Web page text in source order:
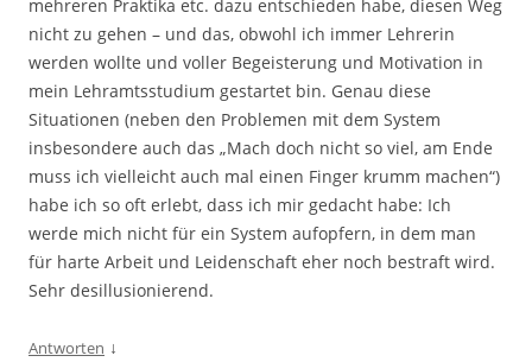
mehreren Praktika etc. dazu entschieden habe, diesen Weg
nicht zu gehen – und das, obwohl ich immer Lehrerin
werden wollte und voller Begeisterung und Motivation in
mein Lehramtsstudium gestartet bin. Genau diese
Situationen (neben den Problemen mit dem System
insbesondere auch das „Mach doch nicht so viel, am Ende
muss ich vielleicht auch mal einen Finger krumm machen“)
habe ich so oft erlebt, dass ich mir gedacht habe: Ich
werde mich nicht für ein System aufopfern, in dem man
für harte Arbeit und Leidenschaft eher noch bestraft wird.
Sehr desillusionierend.
Antworten ↓